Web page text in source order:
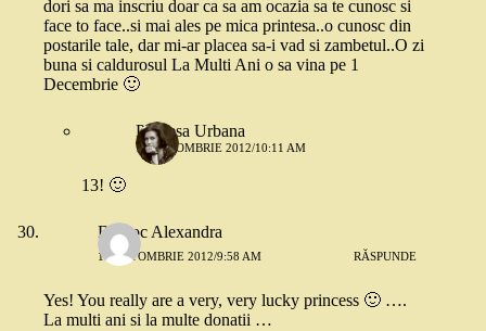
dori sa ma inscriu doar ca sa am ocazia sa te cunosc si
face to face..si mai ales pe mica printesa..o cunosc din
postarile tale, dar mi-ar placea sa-i vad si zambetul..O zi
buna si caldurosul La Multi Ani o sa vina pe 1
Decembrie 🙂
Printesa Urbana
18 OCTOMBRIE 2012/10:11 AM
13! 🙂
Damoc Alexandra
18 OCTOMBRIE 2012/9:58 AM RĂSPUNDE
Yes! You really are a very, very lucky princess 🙂 ….
La multi ani si la multe donatii …